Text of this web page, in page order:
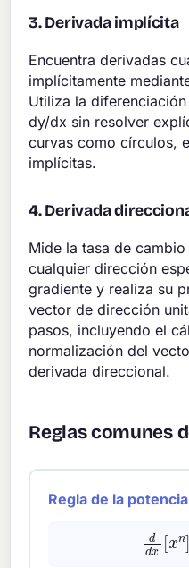
3. Derivada implícita
Encuentra derivadas
implícitamente
Utiliza la
dy/dx sin resolver
curvas como círculos,
implícitas.
4. Derivada
Mide la tasa de
cualquier dirección
gradiente y realiza su
vector de dirección
pasos, incluyendo el
normalización del
derivada direccional.
Reglas comunes
Regla de la potencia
dd x [xn